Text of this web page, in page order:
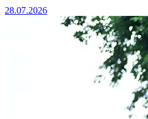
28.07.2026